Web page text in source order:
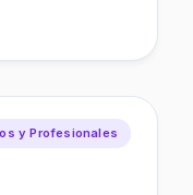
y Profesionales